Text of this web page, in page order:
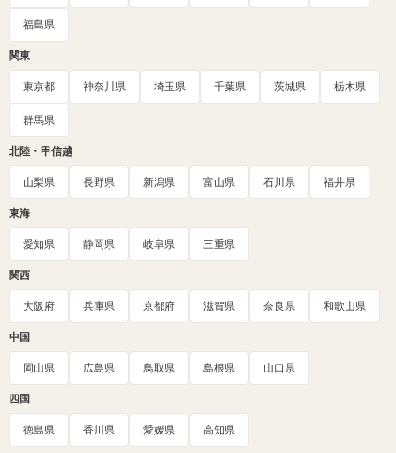
福島県
関東
東京都 神奈川県 埼玉県 千葉県 茨城県 栃木県
群馬県
北陸・甲信越
山梨県 長野県 新潟県 富山県 石川県 福井県
東海
愛知県 静岡県 岐阜県 三重県
関西
大阪府 兵庫県 京都府 滋賀県 奈良県 和歌山県
中国
岡山県 広島県 鳥取県 島根県 山口県
四国
徳島県 香川県 愛媛県 高知県